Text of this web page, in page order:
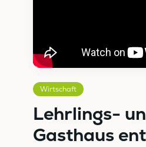
Wirtschaft
Lehrlings-
Gasthaus